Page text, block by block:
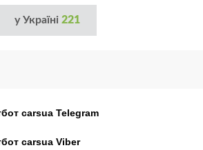
у Україні 221
carsua Telegram
carsua Viber